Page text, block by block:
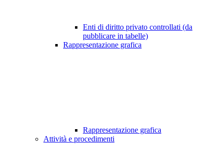
Enti di diritto privato controllati (da
pubblicare in tabelle)
Rappresentazione grafica
Rappresentazione grafica
Attività e procedimenti